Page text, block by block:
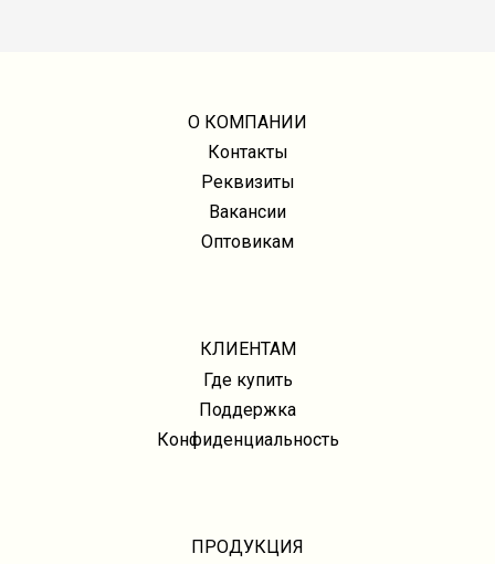
О КОМПАНИИ
Контакты
Реквизиты
Вакансии
Оптовикам
КЛИЕНТАМ
Где купить
Поддержка
Конфиденциальность
ПРОДУКЦИЯ